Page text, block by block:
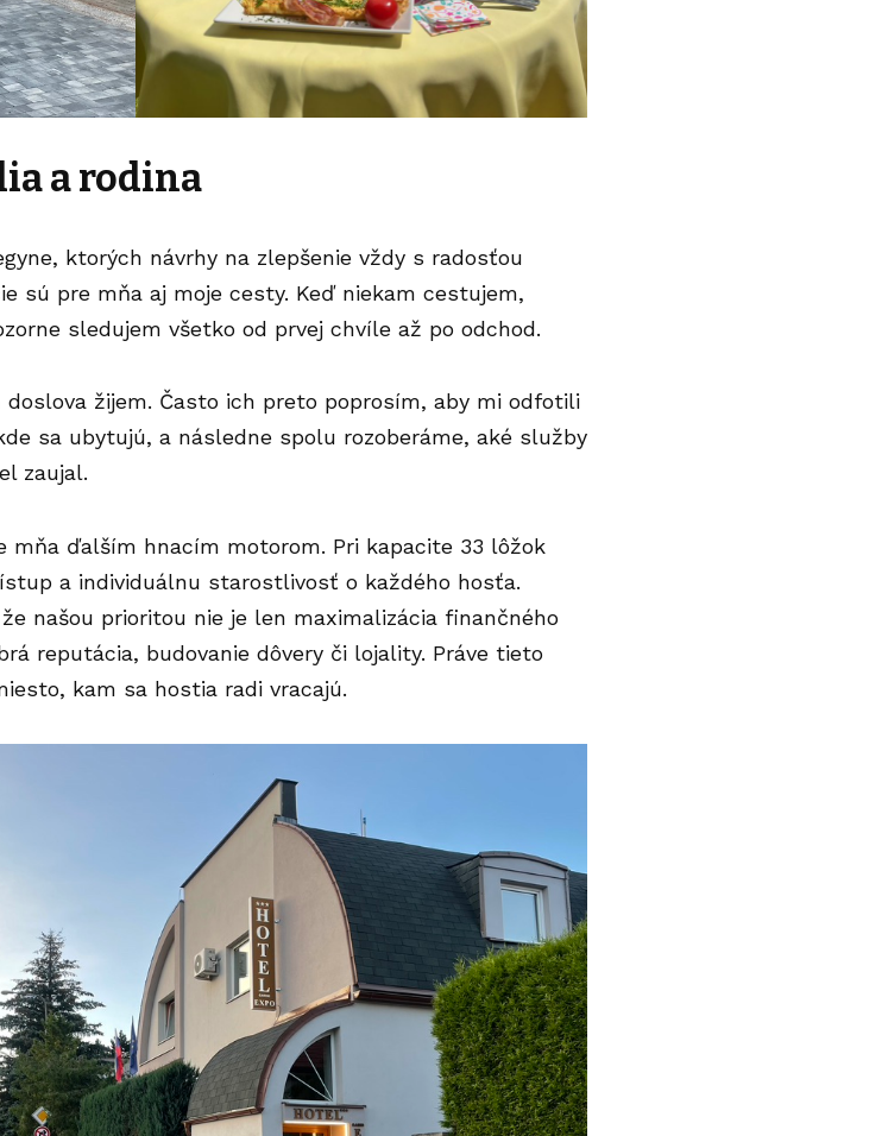
a rodina
ktorých návrhy na zlepšenie vždy s radosťou
sú pre mňa aj moje cesty. Keď niekam cestujem,
sledujem všetko od prvej chvíle až po odchod.
doslova žijem. Často ich preto poprosím, aby mi odfotili
sa ubytujú, a následne spolu rozoberáme, aké služby
zaujal.
mňa ďalším hnacím motorom. Pri kapacite 33 lôžok
a individuálnu starostlivosť o každého hosťa.
našou prioritou nie je len maximalizácia finančného
reputácia, budovanie dôvery či lojality. Práve tieto
kam sa hostia radi vracajú.